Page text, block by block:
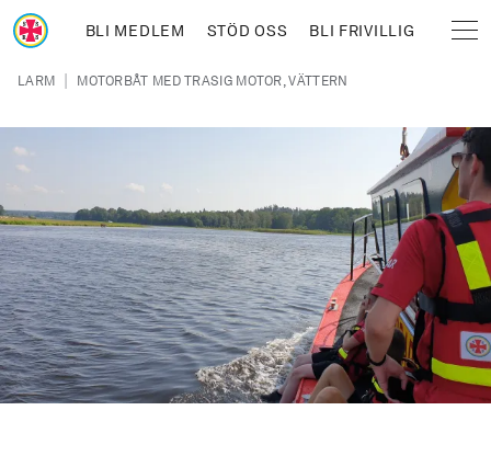
Hoppa till huvudinnehåll
BLI MEDLEM STÖD OSS BLI FRIVILLIG
Länkstig
LARM | MOTORBÅT MED TRASIG MOTOR, VÄTTERN